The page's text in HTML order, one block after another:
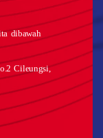
dibawah
Cileungsi,